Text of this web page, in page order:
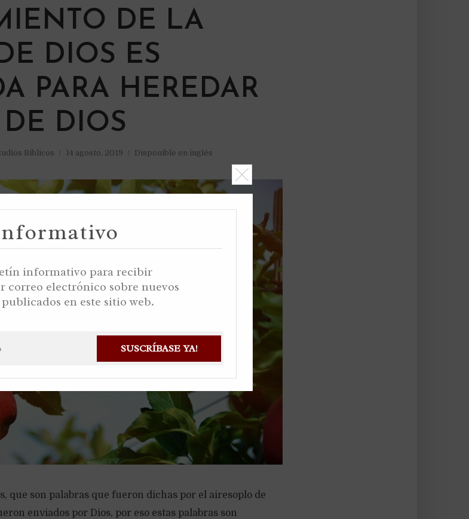
DE LA
DIOS ES
PARA HEREDAR
DIOS
Bíblicos 14 agosto, 2019 Disponible en inglés
que son palabras que fueron dichas por el airesoplo de
enviados por Dios, por eso estas palabras son
SUSCRÍBASE YA!
informativo para recibir
correo electrónico sobre nuevos
en este sitio web.